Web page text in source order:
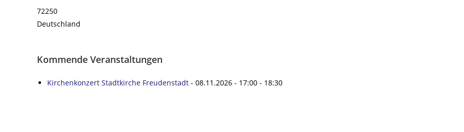
72250
Deutschland
Kommende Veranstaltungen
Kirchenkonzert Stadtkirche Freudenstadt - 08.11.2026 - 17:00 - 18:30